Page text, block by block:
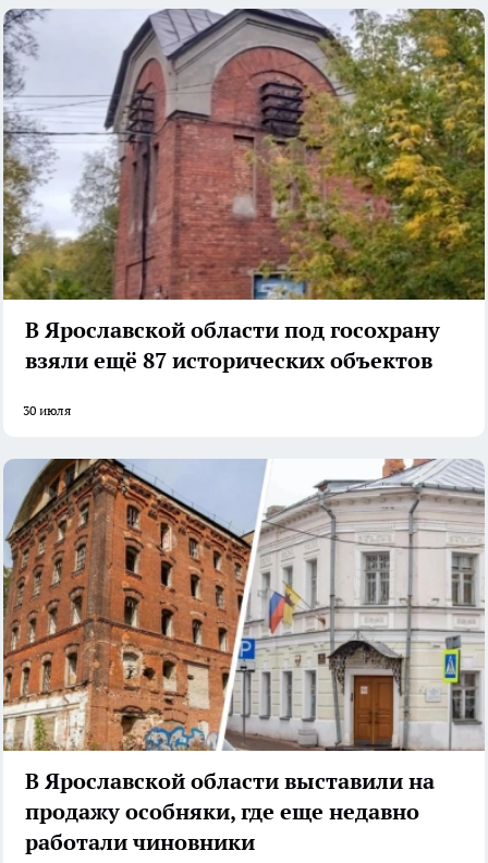
В Ярославской области под госохрану
взяли ещё 87 исторических объектов
30 июля
В Ярославской области выставили на
продажу особняки, где еще недавно
работали чиновники